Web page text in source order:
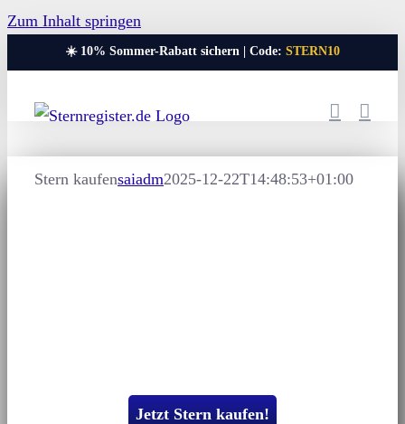
Zum Inhalt springen
☀️ 10% Sommer-Rabatt sichern | Code: STERN10
Stern kaufensaiadm2025-12-22T14:48:53+01:00
Jetzt Stern kaufen!